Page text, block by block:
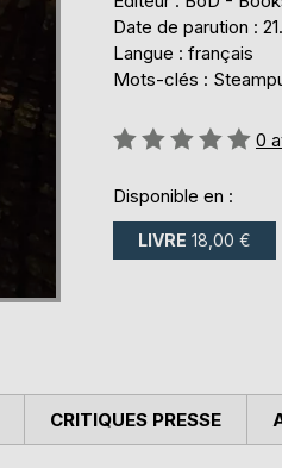
Date de parution :
Langue : français
Mots-clés :
Évaluation:
0
Disponible en :
LIVRE 18,00 €
CRITIQUES PRESSE